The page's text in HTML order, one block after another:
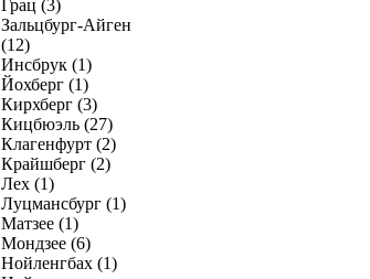
Грац (3)
Зальцбург-Айген
(12)
Инсбрук (1)
Йохберг (1)
Кирхберг (3)
Кицбюэль (27)
Клагенфурт (2)
Крайшберг (2)
Лех (1)
Луцмансбург (1)
Матзее (1)
Мондзее (6)
Нойленгбах (1)